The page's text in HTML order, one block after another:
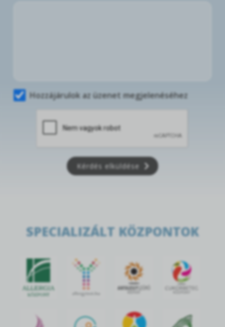
Hozzájárulok az üzenet megjelenéséhez
Kérdés elküldése
SPECIALIZÁLT KÖZPONTOK